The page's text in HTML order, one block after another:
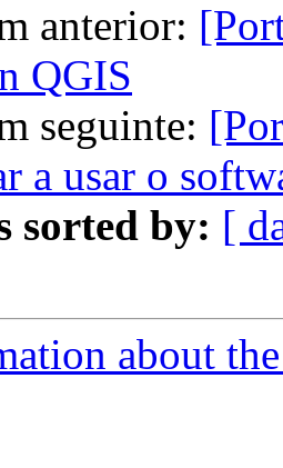
anterior:
QGIS
seguinte:
a usar o
sorted by: [
about